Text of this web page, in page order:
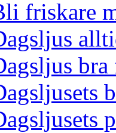
friskare
bra